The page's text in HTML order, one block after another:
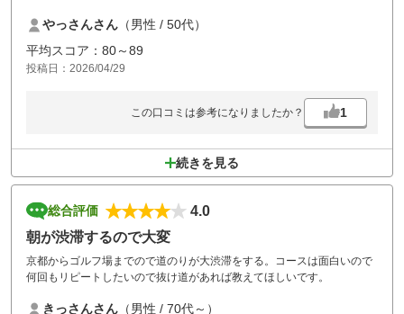
やっさんさん （男性 / 50代）
平均スコア：80～89
投稿日：2026/04/29
この口コミは参考になりましたか？ 1
続きを見る
総合評価
4.0
朝が渋滞するので大変
京都からゴルフ場までので道のりが大渋滞をする。コースは面白いので
何回もリピートしたいので抜け道があれば教えてほしいです。
きっさんさん （男性 / 70代～）